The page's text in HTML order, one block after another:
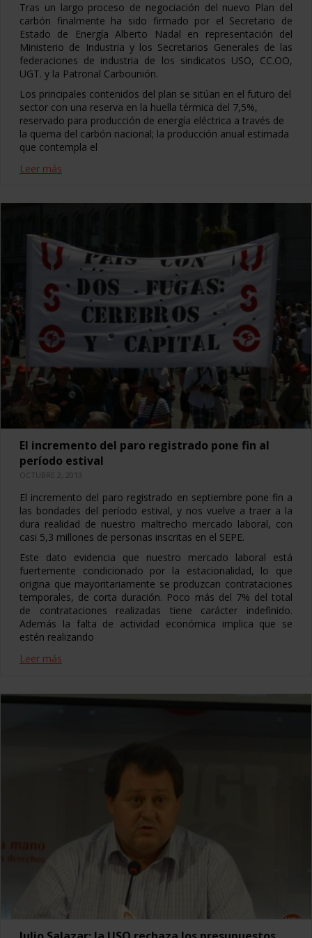
Tras un largo proceso de negociación del nuevo Plan del
carbón finalmente ha sido firmado por el Secretario de
Estado de Energía Alberto Nadal en representación del
Ministerio de Industria y los Secretarios Generales de las
federaciones de industria de los sindicatos USO, CC.OO,
UGT. y la Patronal Carbounión.
Los principales contenidos del plan se sitúan en el futuro del
sector con una reserva en la huella térmica del 7,5%,
reservado para producción de energía eléctrica a través de
la quema del carbón nacional; la producción anual estimada
que contempla el
Leer más
El incremento del paro registrado pone fin al
período estival
OCTUBRE 2, 2013
El incremento del paro registrado en septiembre pone fin a
las bondades del período estival, y nos vuelve a traer a la
dura realidad de nuestro maltrecho mercado laboral, con
casi 5,3 millones de personas inscritas en el SEPE.
Este dato evidencia que nuestro mercado laboral está
fuertemente condicionado por la estacionalidad, lo que
origina que mayoritariamente se produzcan contrataciones
temporales, de corta duración. Poco más del 7% del total
de contrataciones realizadas tiene carácter indefinido.
Además la falta de actividad económica implica que se
estén realizando
Leer más